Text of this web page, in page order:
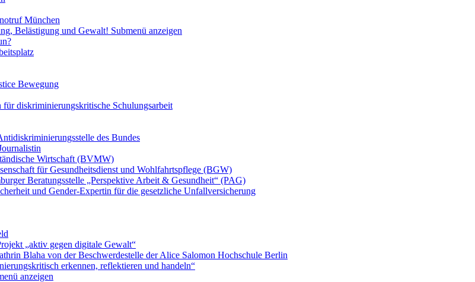
München
Belästigung und Gewalt! Submenü anzeigen
Bewegung
diskriminierungskritische Schulungsarbeit
des Bundes
Wirtschaft (BVMW)
für Gesundheitsdienst und Wohlfahrtspflege (BGW)
Beratungsstelle „Perspektive Arbeit & Gesundheit“ (PAG)
und Gender-Expertin für die gesetzliche Unfallversicherung
„aktiv gegen digitale Gewalt“
Blaha von der Beschwerdestelle der Alice Salomon Hochschule Berlin
erkennen, reflektieren und handeln“
anzeigen